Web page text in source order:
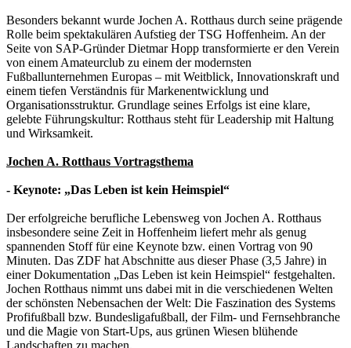
Besonders bekannt wurde Jochen A. Rotthaus durch seine prägende
Rolle beim spektakulären Aufstieg der TSG Hoffenheim. An der
Seite von SAP-Gründer Dietmar Hopp transformierte er den Verein
von einem Amateurclub zu einem der modernsten
Fußballunternehmen Europas – mit Weitblick, Innovationskraft und
einem tiefen Verständnis für Markenentwicklung und
Organisationsstruktur. Grundlage seines Erfolgs ist eine klare,
gelebte Führungskultur: Rotthaus steht für Leadership mit Haltung
und Wirksamkeit.
Jochen A. Rotthaus Vortragsthema
- Keynote: „Das Leben ist kein Heimspiel“
Der erfolgreiche berufliche Lebensweg von Jochen A. Rotthaus
insbesondere seine Zeit in Hoffenheim liefert mehr als genug
spannenden Stoff für eine Keynote bzw. einen Vortrag von 90
Minuten. Das ZDF hat Abschnitte aus dieser Phase (3,5 Jahre) in
einer Dokumentation „Das Leben ist kein Heimspiel“ festgehalten.
Jochen Rotthaus nimmt uns dabei mit in die verschiedenen Welten
der schönsten Nebensachen der Welt: Die Faszination des Systems
Profifußball bzw. Bundesligafußball, der Film- und Fernsehbranche
und die Magie von Start-Ups, aus grünen Wiesen blühende